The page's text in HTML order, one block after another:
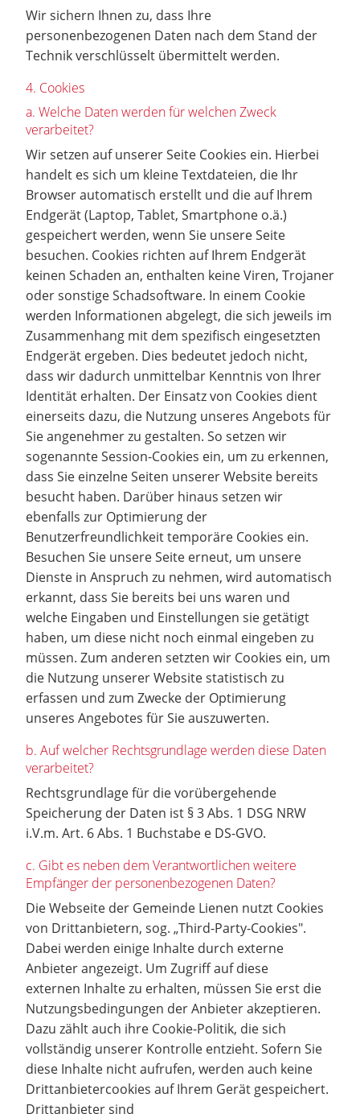
Wir sichern Ihnen zu, dass Ihre
personenbezogenen Daten nach dem Stand der
Technik verschlüsselt übermittelt werden.
4. Cookies
a. Welche Daten werden für welchen Zweck
verarbeitet?
Wir setzen auf unserer Seite Cookies ein. Hierbei
handelt es sich um kleine Textdateien, die Ihr
Browser automatisch erstellt und die auf Ihrem
Endgerät (Laptop, Tablet, Smartphone o.ä.)
gespeichert werden, wenn Sie unsere Seite
besuchen. Cookies richten auf Ihrem Endgerät
keinen Schaden an, enthalten keine Viren, Trojaner
oder sonstige Schadsoftware. In einem Cookie
werden Informationen abgelegt, die sich jeweils im
Zusammenhang mit dem spezifisch eingesetzten
Endgerät ergeben. Dies bedeutet jedoch nicht,
dass wir dadurch unmittelbar Kenntnis von Ihrer
Identität erhalten. Der Einsatz von Cookies dient
einerseits dazu, die Nutzung unseres Angebots für
Sie angenehmer zu gestalten. So setzen wir
sogenannte Session-Cookies ein, um zu erkennen,
dass Sie einzelne Seiten unserer Website bereits
besucht haben. Darüber hinaus setzen wir
ebenfalls zur Optimierung der
Benutzerfreundlichkeit temporäre Cookies ein.
Besuchen Sie unsere Seite erneut, um unsere
Dienste in Anspruch zu nehmen, wird automatisch
erkannt, dass Sie bereits bei uns waren und
welche Eingaben und Einstellungen sie getätigt
haben, um diese nicht noch einmal eingeben zu
müssen. Zum anderen setzten wir Cookies ein, um
die Nutzung unserer Website statistisch zu
erfassen und zum Zwecke der Optimierung
unseres Angebotes für Sie auszuwerten.
b. Auf welcher Rechtsgrundlage werden diese Daten
verarbeitet?
Rechtsgrundlage für die vorübergehende
Speicherung der Daten ist § 3 Abs. 1 DSG NRW
i.V.m. Art. 6 Abs. 1 Buchstabe e DS-GVO.
c. Gibt es neben dem Verantwortlichen weitere
Empfänger der personenbezogenen Daten?
Die Webseite der Gemeinde Lienen nutzt Cookies
von Drittanbietern, sog. „Third-Party-Cookies".
Dabei werden einige Inhalte durch externe
Anbieter angezeigt. Um Zugriff auf diese
externen Inhalte zu erhalten, müssen Sie erst die
Nutzungsbedingungen der Anbieter akzeptieren.
Dazu zählt auch ihre Cookie-Politik, die sich
vollständig unserer Kontrolle entzieht. Sofern Sie
diese Inhalte nicht aufrufen, werden auch keine
Drittanbietercookies auf Ihrem Gerät gespeichert.
Drittanbieter sind